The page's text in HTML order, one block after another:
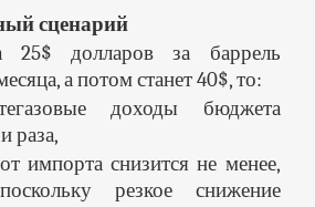
сценарий
25$ долларов за баррель
а потом станет 40$, то:
доходы бюджета
раза,
импорта снизится не менее,
резкое снижение